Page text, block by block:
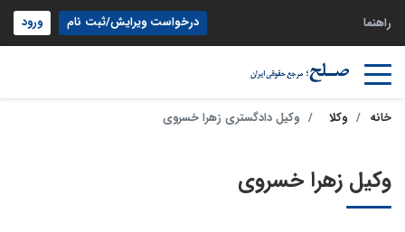
راهنما درخواست ویرایش/ثبت نام ورود
خانه وکلا وکیل دادگستری زهرا خسروی
وکیل زهرا خسروی